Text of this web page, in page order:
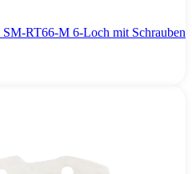
SM-RT66-M 6-Loch mit Schrauben